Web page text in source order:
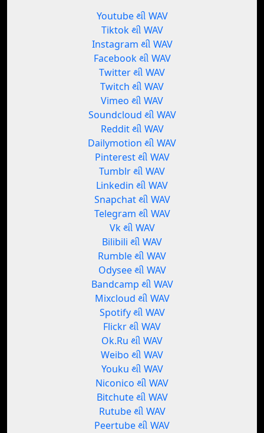
Youtube થી WAV
Tiktok થી WAV
Instagram થી WAV
Facebook થી WAV
Twitter થી WAV
Twitch થી WAV
Vimeo થી WAV
Soundcloud થી WAV
Reddit થી WAV
Dailymotion થી WAV
Pinterest થી WAV
Tumblr થી WAV
Linkedin થી WAV
Snapchat થી WAV
Telegram થી WAV
Vk થી WAV
Bilibili થી WAV
Rumble થી WAV
Odysee થી WAV
Bandcamp થી WAV
Mixcloud થી WAV
Spotify થી WAV
Flickr થી WAV
Ok.Ru થી WAV
Weibo થી WAV
Youku થી WAV
Niconico થી WAV
Bitchute થી WAV
Rutube થી WAV
Peertube થી WAV